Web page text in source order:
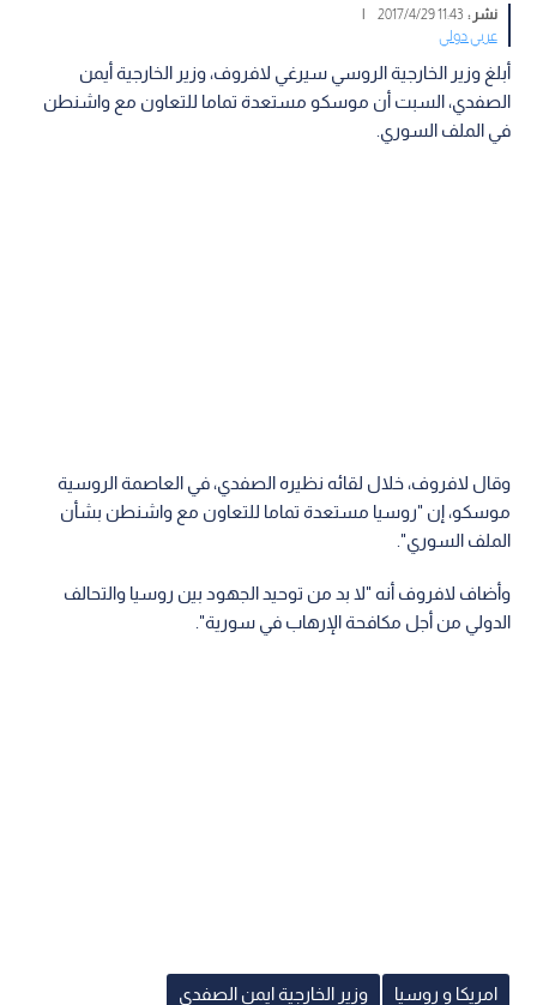
نشر :11:43 2017/4/29
|
عربي دولي
أبلغ وزير الخارجية الروسي سيرغي لافروف، وزير الخارجية أيمن
الصفدي، السبت أن موسكو مستعدة تماما للتعاون مع واشنطن
في الملف السوري.
وقال لافروف، خلال لقائه نظيره الصفدي، في العاصمة الروسية
موسكو، إن "روسيا مستعدة تماما للتعاون مع واشنطن بشأن
الملف السوري".
وأضاف لافروف أنه "لا بد من توحيد الجهود بين روسيا والتحالف
الدولي من أجل مكافحة الإرهاب في سورية".
امريكا و روسيا وزير الخارجية ايمن الصفدي